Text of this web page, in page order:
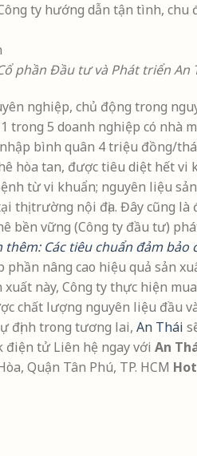
ty hướng dẫn tận tình, chu
phần Đầu tư và Phát triển An
nghiệp, chủ động trong
5 doanh nghiệp có nhà
bình quân 4 triệu đồng/
hòa tan, được tiêu diệt hết
từ vi khuẩn; nguyên liệu
thị trường nội địa. Đây cũng
bền vững (Công ty đầu tư)
thêm: Các tiêu chuẩn đảm bảo
nâng cao hiệu quả sản
này, Công ty thực hiện
chất lượng nguyên liệu đầu
định trong tương lai, An Thái
điện tử Liên hệ ngay với An
Quận Tân Phú, TP. HCM